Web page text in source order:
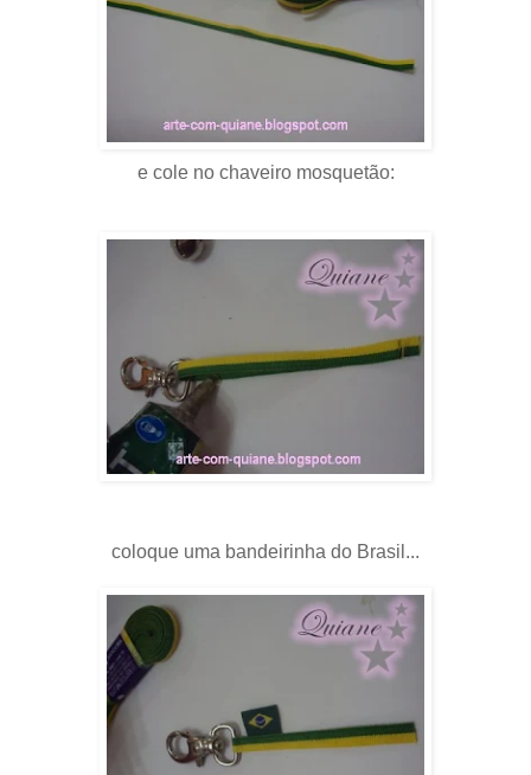
e cole no chaveiro mosquetão:
coloque uma bandeirinha do Brasil...